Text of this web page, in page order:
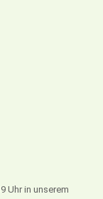
Uhr in unserem